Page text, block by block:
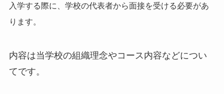
入学する際に、学校の代表者から面接を受ける必要があ
ります。
内容は当学校の組織理念やコース内容などについ
てです。